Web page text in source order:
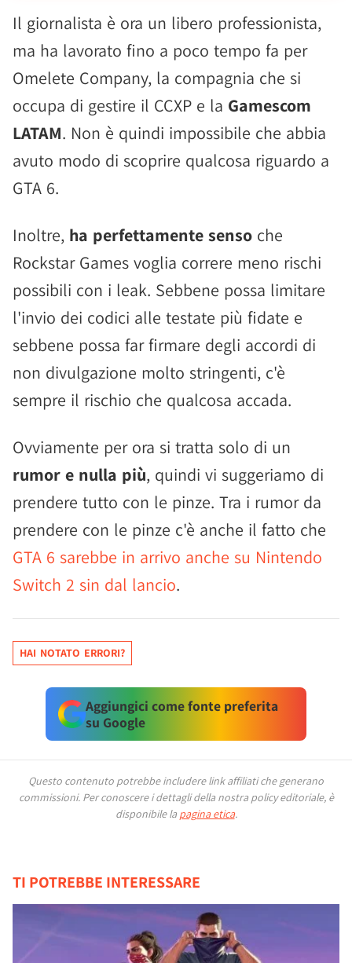
Il giornalista è ora un libero professionista,
ma ha lavorato fino a poco tempo fa per
Omelete Company, la compagnia che si
occupa di gestire il CCXP e la Gamescom
LATAM. Non è quindi impossibile che abbia
avuto modo di scoprire qualcosa riguardo a
GTA 6.
Inoltre, ha perfettamente senso che
Rockstar Games voglia correre meno rischi
possibili con i leak. Sebbene possa limitare
l'invio dei codici alle testate più fidate e
sebbene possa far firmare degli accordi di
non divulgazione molto stringenti, c'è
sempre il rischio che qualcosa accada.
Ovviamente per ora si tratta solo di un
rumor e nulla più, quindi vi suggeriamo di
prendere tutto con le pinze. Tra i rumor da
prendere con le pinze c'è anche il fatto che
GTA 6 sarebbe in arrivo anche su Nintendo
Switch 2 sin dal lancio.
HAI NOTATO ERRORI?
Aggiungici come fonte preferita
su Google
Questo contenuto potrebbe includere link affiliati che generano
commissioni. Per conoscere i dettagli della nostra policy editoriale, è
disponibile la pagina etica.
TI POTREBBE INTERESSARE